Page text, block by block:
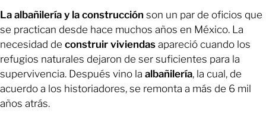
La albañilería y la construcción son un par de oficios que
se practican desde hace muchos años en México. La
necesidad de construir viviendas apareció cuando los
refugios naturales dejaron de ser suficientes para la
supervivencia. Después vino la albañilería, la cual, de
acuerdo a los historiadores, se remonta a más de 6 mil
años atrás.